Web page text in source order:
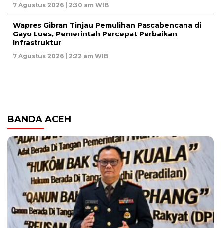
7 Agustus 2026 | 2:30 am WIB
Wapres Gibran Tinjau Pemulihan Pascabencana di
Gayo Lues, Pemerintah Percepat Perbaikan
Infrastruktur
7 Agustus 2026 | 2:22 am WIB
BANDA ACEH